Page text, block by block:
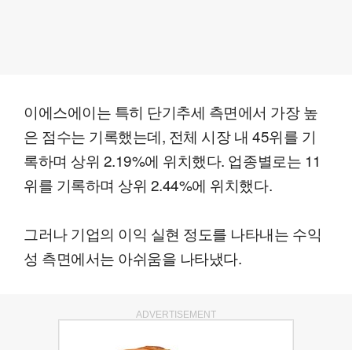
이에스에이는 특히 단기추세 측면에서 가장 높
은 점수는 기록했는데, 전체 시장 내 45위를 기
록하며 상위 2.19%에 위치했다. 업종별로는 11
위를 기록하며 상위 2.44%에 위치했다.
그러나 기업의 이익 실현 정도를 나타내는 수익
성 측면에서는 아쉬움을 나타냈다.
ADVERTISEMENT